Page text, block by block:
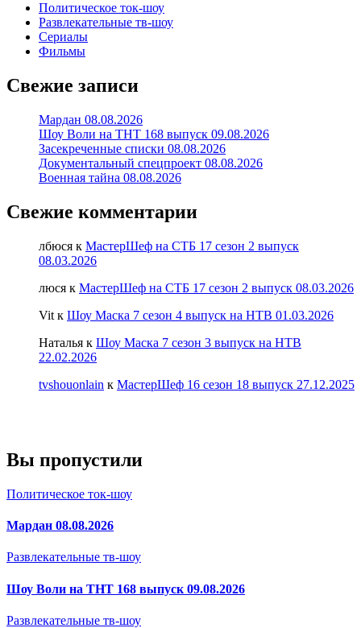
Политическое ток-шоу
Развлекательные тв-шоу
Сериалы
Фильмы
Свежие записи
Мардан 08.08.2026
Шоу Воли на ТНТ 168 выпуск 09.08.2026
Засекреченные списки 08.08.2026
Документальный спецпроект 08.08.2026
Военная тайна 08.08.2026
Свежие комментарии
лбюся к МастерШеф на СТБ 17 сезон 2 выпуск
08.03.2026
люся к МастерШеф на СТБ 17 сезон 2 выпуск 08.03.2026
Vit к Шоу Маска 7 сезон 4 выпуск на НТВ 01.03.2026
Наталья к Шоу Маска 7 сезон 3 выпуск на НТВ
22.02.2026
tvshouonlain к МастерШеф 16 сезон 18 выпуск 27.12.2025
Вы пропустили
Политическое ток-шоу
Мардан 08.08.2026
Развлекательные тв-шоу
Шоу Воли на ТНТ 168 выпуск 09.08.2026
Развлекательные тв-шоу